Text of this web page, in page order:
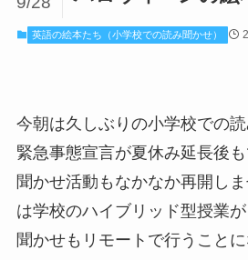
英語の絵本たち（小学校での読み聞かせ）
今朝は久しぶりの小学校での読
緊急事態宣言が夏休み延長後
聞かせ活動もなかなか再開し
は学校のハイブリッド型授業
聞かせもリモートで行うことに